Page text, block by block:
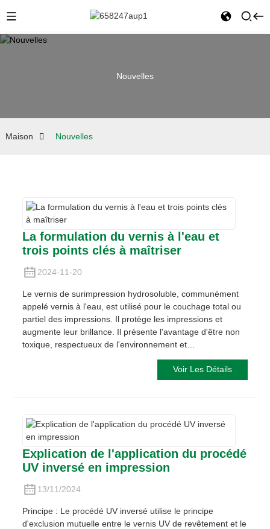
Nouvelles
Maison Nouvelles
La formulation du vernis à l'eau et
trois points clés à maîtriser
2024-11-20
Le vernis de surimpression hydrosoluble, communément
appelé vernis à l'eau, est utilisé pour le couchage total ou
partiel des impressions. Il protège les impressions et
augmente leur brillance. Il présente l'avantage d'être non
toxique, respectueux de l'environnement et…
Voir Les Détails
Explication de l'application du procédé
UV inversé en impression
13/11/2024
Principe : Le procédé UV inversé utilise le principe
d'exclusion mutuelle entre le vernis UV de revêtement et le